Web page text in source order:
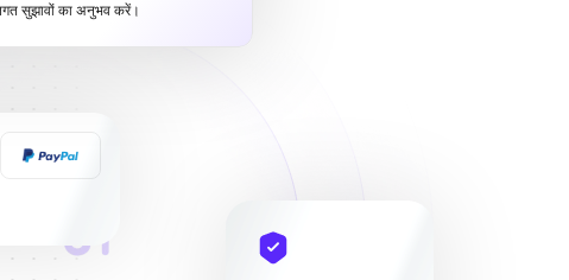
सुझावों का अनुभव करें।